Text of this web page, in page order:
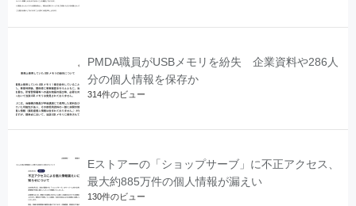
PMDA職員がUSBメモリを紛失 企業資料や286人
分の個人情報を保存か
314件のビュー
Eストアーの「ショップサーブ」に不正アクセス、
最大約885万件の個人情報が漏えい
130件のビュー